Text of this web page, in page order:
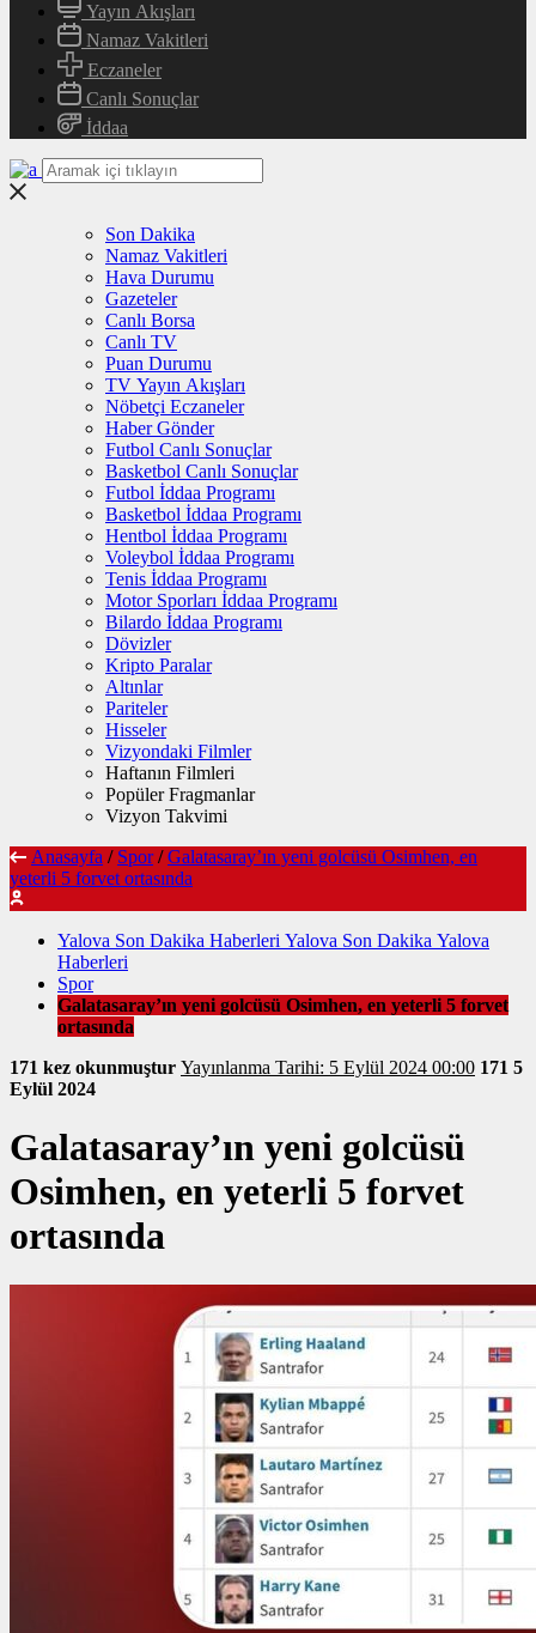
Yayın Akışları
Namaz Vakitleri
Eczaneler
Canlı Sonuçlar
İddaa
Son Dakika
Namaz Vakitleri
Hava Durumu
Gazeteler
Canlı Borsa
Canlı TV
Puan Durumu
TV Yayın Akışları
Nöbetçi Eczaneler
Haber Gönder
Futbol Canlı Sonuçlar
Basketbol Canlı Sonuçlar
Futbol İddaa Programı
Basketbol İddaa Programı
Hentbol İddaa Programı
Voleybol İddaa Programı
Tenis İddaa Programı
Motor Sporları İddaa Programı
Bilardo İddaa Programı
Dövizler
Kripto Paralar
Altınlar
Pariteler
Hisseler
Vizyondaki Filmler
Haftanın Filmleri
Popüler Fragmanlar
Vizyon Takvimi
Anasayfa / Spor / Galatasaray’ın yeni golcüsü Osimhen, en
yeterli 5 forvet ortasında
Yalova Son Dakika Haberleri Yalova Son Dakika Yalova
Haberleri
Spor
Galatasaray’ın yeni golcüsü Osimhen, en yeterli 5 forvet
ortasında
171 kez okunmuştur
Yayınlanma Tarihi: 5 Eylül 2024 00:00 171 5
Eylül 2024
Galatasaray’ın yeni golcüsü
Osimhen, en yeterli 5 forvet
ortasında